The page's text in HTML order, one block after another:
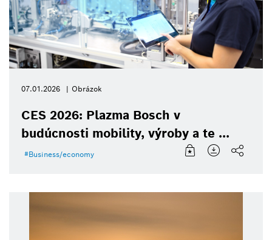
07.01.2026 Obrázok
CES 2026: Plazma Bosch v
budúcnosti mobility, výroby a te ...
Business/economy